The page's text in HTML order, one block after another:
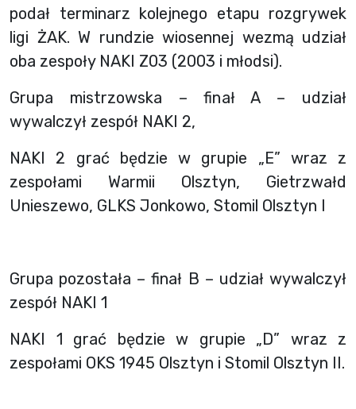
podał terminarz kolejnego etapu rozgrywek
ligi ŻAK. W rundzie wiosennej wezmą udział
oba zespoły NAKI Z03 (2003 i młodsi).
Grupa mistrzowska – finał A – udział
wywalczył zespół NAKI 2,
NAKI 2 grać będzie w grupie „E” wraz z
zespołami Warmii Olsztyn, Gietrzwałd
Unieszewo, GLKS Jonkowo, Stomil Olsztyn I
Grupa pozostała – finał B – udział wywalczył
zespół NAKI 1
NAKI 1 grać będzie w grupie „D” wraz z
zespołami OKS 1945 Olsztyn i Stomil Olsztyn II.